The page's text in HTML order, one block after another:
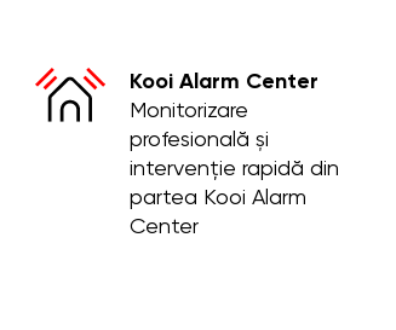
Kooi Alarm Center
Monitorizare
profesională și
intervenție rapidă din
partea Kooi Alarm
Center